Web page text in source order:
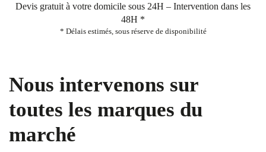
Devis gratuit à votre domicile sous 24H – Intervention dans les
48H *
* Délais estimés, sous réserve de disponibilité
Nous intervenons sur
toutes les marques du
marché